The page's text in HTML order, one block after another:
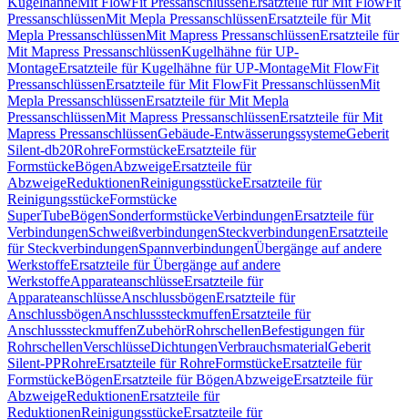
PressanschlüssenMit Mepla PressanschlüssenErsatzteile für Mit
Mepla PressanschlüssenMit Mapress PressanschlüssenErsatzteile für
Mit Mapress PressanschlüssenKugelhähne für UP-
MontageErsatzteile für Kugelhähne für UP-MontageMit FlowFit
PressanschlüssenErsatzteile für Mit FlowFit PressanschlüssenMit
Mepla PressanschlüssenErsatzteile für Mit Mepla
PressanschlüssenMit Mapress PressanschlüssenErsatzteile für Mit
Mapress PressanschlüssenGebäude-EntwässerungssystemeGeberit
Silent-db20RohreFormstückeErsatzteile für
FormstückeBögenAbzweigeErsatzteile für
AbzweigeReduktionenReinigungsstückeErsatzteile für
ReinigungsstückeFormstücke
SuperTubeBögenSonderformstückeVerbindungenErsatzteile für
VerbindungenSchweißverbindungenSteckverbindungenErsatzteile
für SteckverbindungenSpannverbindungenÜbergänge auf andere
WerkstoffeErsatzteile für Übergänge auf andere
WerkstoffeApparateanschlüsseErsatzteile für
ApparateanschlüsseAnschlussbögenErsatzteile für
AnschlussbögenAnschlusssteckmuffenErsatzteile für
AnschlusssteckmuffenZubehörRohrschellenBefestigungen für
RohrschellenVerschlüsseDichtungenVerbrauchsmaterialGeberit
Silent-PPRohreErsatzteile für RohreFormstückeErsatzteile für
FormstückeBögenErsatzteile für BögenAbzweigeErsatzteile für
AbzweigeReduktionenErsatzteile für
ReduktionenReinigungsstückeErsatzteile für